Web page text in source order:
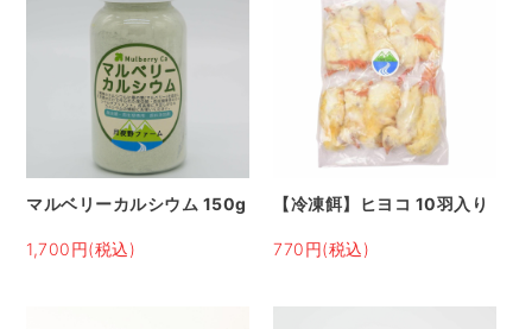
マルベリーカルシウム 150g
1,700円(税込)
【冷凍餌】ヒヨコ 10羽入り
770円(税込)